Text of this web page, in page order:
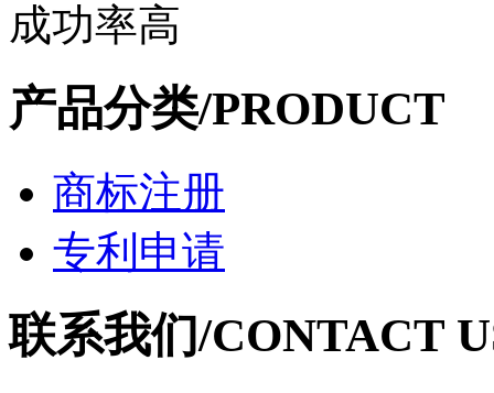
产品分类/PRODUCT
商标注册
专利申请
联系我们/CONTACT